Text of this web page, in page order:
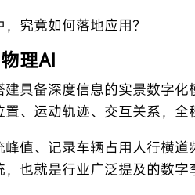
究竟如何落地应用？
理AI
具备深度信息的实景数字
、运动轨迹、交互关系，全
值、记录车辆占用人行横
也就是行业广泛提及的数字